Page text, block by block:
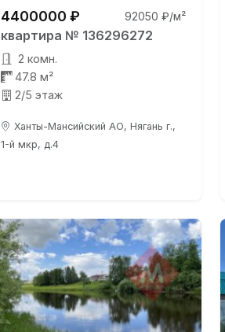
4400000 ₽ 92050 ₽/м²
квартира № 136296272
2 комн.
47.8 м²
2/5 этаж
Ханты-Мансийский АО, Нягань г.,
1-й мкр, д.4